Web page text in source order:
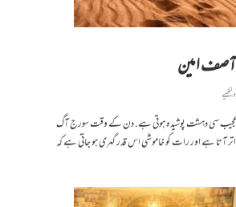
امین
عجیب سی دہشت پوشیدہ ہوتی ہے. دن کے وقت سورج آگ
آتا ہے اور رات کو خاموشی اس قدر گہری ہو جاتی ہے کہ